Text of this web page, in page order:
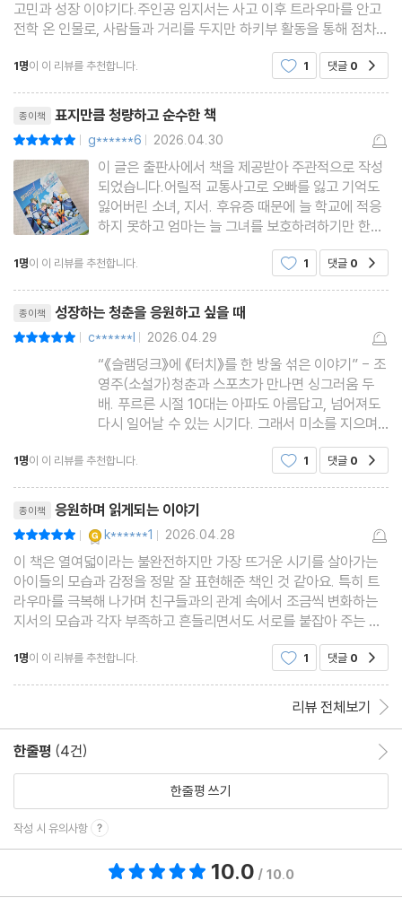
고민과 성장 이야기다.주인공 임지서는 사고 이후 트라우마를 안고
전학 온 인물로, 사람들과 거리를 두지만 하키부 활동을 통해 점차
마음을 연다. 윤도운은 과묵한 골키퍼로, 말보다는 행동으로 지서를
지지하며 안정감을 주는 존재다. 문시온은 밝고
1명이 이 리뷰를 추천합니다. 1 댓글 0
종이책 표지만큼 청량하고 순수한 책
| g******6 | 2026.04.30
이 글은 출판사에서 책을 제공받아 주관적으로 작성
되었습니다.어릴적 교통사고로 오빠를 잃고 기억도
잃어버린 소녀, 지서. 후유증 때문에 늘 학교에 적응
하지 못하고 엄마는 늘 그녀를 보호하려하기만 한다.
답답한 상황 속에서 청선고로 전학을 가게 된 지서는
한때 오빠가 속했던 인라인하키부 블루피어스에 관
빠의 흔적을 따라 블
1명이 이 리뷰를 추천합니다. 1 댓글 0
종이책 성장하는 청춘을 응원하고 싶을 때
| c******l | 2026.04.29
“《슬램덩크》에 《터치》를 한 방울 섞은 이야기” - 조
영주(소설가)청춘과 스포츠가 만나면 싱그러움 두
배. 푸르른 시절 10대는 아파도 아름답고, 넘어져도
다시 일어날 수 있는 시기다. 그래서 미소를 지으며
읽는 내낸 응원하게 된 이야기였다.청선고 인라인하
키부(이하 인하부) 안의 이야기다. 팀은 다양한 구성
이 풋풋한 얽힘
1명이 이 리뷰를 추천합니다. 1 댓글 0
종이책 응원하며 읽게되는 이야기
| k******1 | 2026.04.28
이 책은 열여덟이라는 불완전하지만 가장 뜨거운 시기를 살아가는
아이들의 모습과 감정을 정말 잘 표현해준 책인 것 같아요. 특히 트
라우마를 극복해 나가며 친구들과의 관계 속에서 조금씩 변화하는
지서의 모습과 각자 부족하고 흔들리면서도 서로를 붙잡아 주는 이
책속의 열여덟의 아이들의 진솔한 이야기는 그들을 끝까지 계속 응
원하게 만들었어요. 이야기 초반에는 등장인물들이
1명이 이 리뷰를 추천합니다. 1 댓글 0
리뷰 전체보기
한줄평 (4건)
한줄평 쓰기
작성 시 유의사항
10.0 / 10.0